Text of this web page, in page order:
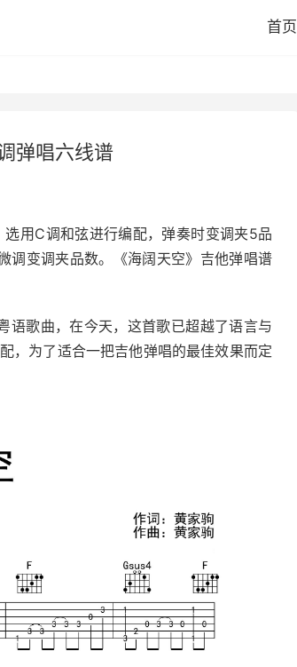
首页
弹唱六线谱
用C调和弦进行编配，弹奏时变调夹5品
调变调夹品数。《海阔天空》吉他弹唱谱
语歌曲，在今天，这首歌已超越了语言与
，为了适合一把吉他弹唱的最佳效果而定